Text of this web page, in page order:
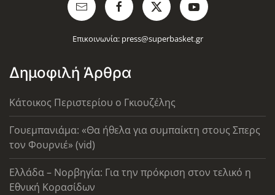
Επικοινωνία: press@superbasket.gr
Δημοφιλή Άρθρα
Κάτοικος Περιστερίου ο Γκιουζέλης
Γουεμπανιάμα: «Θα ήθελα για συμπαίκτη στους Σπερς
τον Φουρνιέ» (vid)
Ελλάδα – Νορβηγία: Για την πρόκριση στον τελικό η
Εθνική Κορασίδων